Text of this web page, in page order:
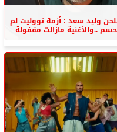
وليد سعد : أزمة تووليت لم
..والأغنية مازالت مقفولة